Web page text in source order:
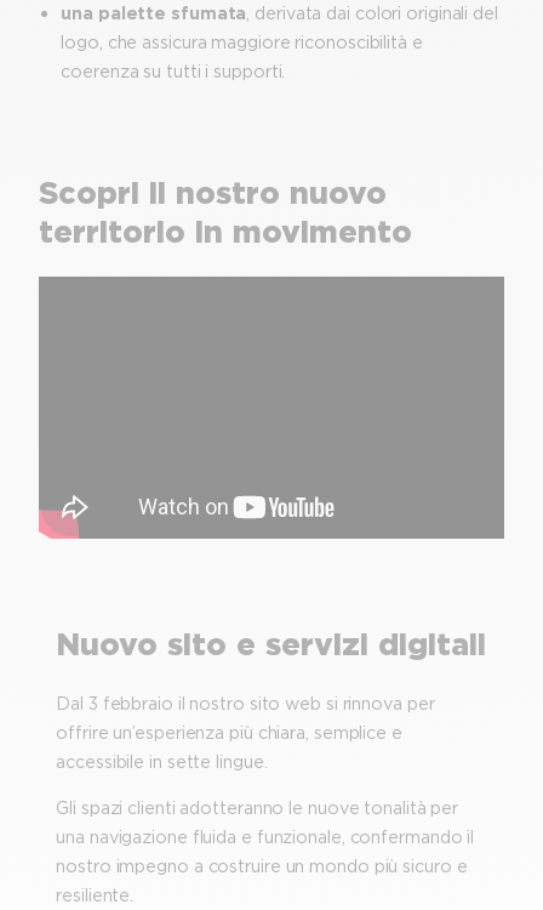
una palette sfumata, derivata dai colori originali del
logo, che assicura maggiore riconoscibilità e
coerenza su tutti i supporti.
Scopri il nostro nuovo
territorio in movimento
Nuovo sito e servizi digitali
Dal 3 febbraio il nostro sito web si rinnova per
offrire un’esperienza più chiara, semplice e
accessibile in sette lingue.
Gli spazi clienti adotteranno le nuove tonalità per
una navigazione fluida e funzionale, confermando il
nostro impegno a costruire un mondo più sicuro e
resiliente.